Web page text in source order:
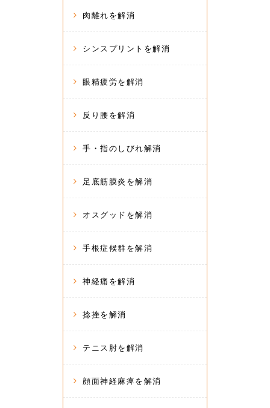
肉離れを解消
シンスプリントを解消
眼精疲労を解消
反り腰を解消
手・指のしびれ解消
足底筋膜炎を解消
オスグッドを解消
手根症候群を解消
神経痛を解消
捻挫を解消
テニス肘を解消
顔面神経麻痺を解消